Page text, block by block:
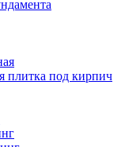
плитка под кирпич